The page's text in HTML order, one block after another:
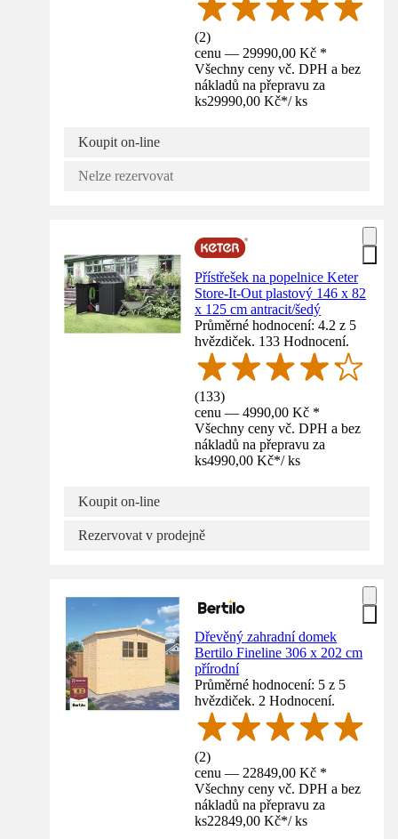
(2)
cenu — 29990,00 Kč *
Všechny ceny vč. DPH a bez
nákladů na přepravu za
ks29990,00 Kč*/ ks
Koupit on-line
Nelze rezervovat
Přístřešek na popelnice Keter
Store-It-Out plastový 146 x 82
x 125 cm antracit/šedý
Průměrné hodnocení: 4.2 z 5
hvězdiček. 133 Hodnocení.
(133)
cenu — 4990,00 Kč *
Všechny ceny vč. DPH a bez
nákladů na přepravu za
ks4990,00 Kč*/ ks
Koupit on-line
Rezervovat v prodejně
Dřevěný zahradní domek
Bertilo Fineline 306 x 202 cm
přírodní
Průměrné hodnocení: 5 z 5
hvězdiček. 2 Hodnocení.
(2)
cenu — 22849,00 Kč *
Všechny ceny vč. DPH a bez
nákladů na přepravu za
ks22849,00 Kč*/ ks